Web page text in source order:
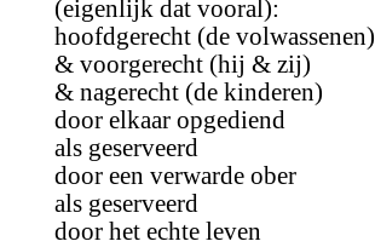
(eigenlijk dat vooral):
hoofdgerecht (de volwassenen)
& voorgerecht (hij & zij)
& nagerecht (de kinderen)
door elkaar opgediend
als geserveerd
door een verwarde ober
als geserveerd
door het echte leven